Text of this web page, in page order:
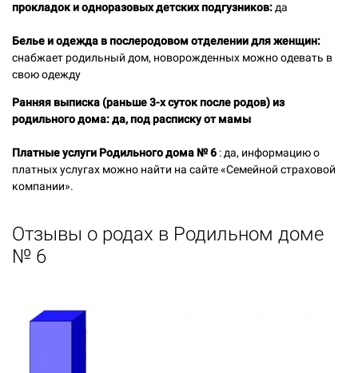
прокладок и одноразовых детских подгузников:да
Белье и одежда в послеродовом отделении для женщин:
снабжает родильный дом, новорожденных можно одевать в
свою одежду
Ранняя выписка (раньше 3-х суток после родов) из
родильного дома: да, под расписку от мамы
Платные услуги Родильного дома № 6 : да, информацию о
платных услугах можно найти на сайте «Семейной страховой
компании».
Отзывы о родах в Родильном доме
№ 6